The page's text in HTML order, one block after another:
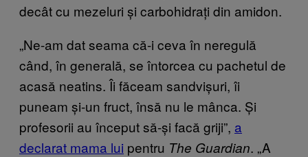
decât cu mezeluri și carbohidrați din amidon.
„Ne-am dat seama că-i ceva în neregulă
când, în generală, se întorcea cu pachetul de
acasă neatins. Îi făceam sandvișuri, îi
puneam și-un fruct, însă nu le mânca. Și
profesorii au început să-și facă griji”, a
declarat mama lui pentru The Guardian. „A